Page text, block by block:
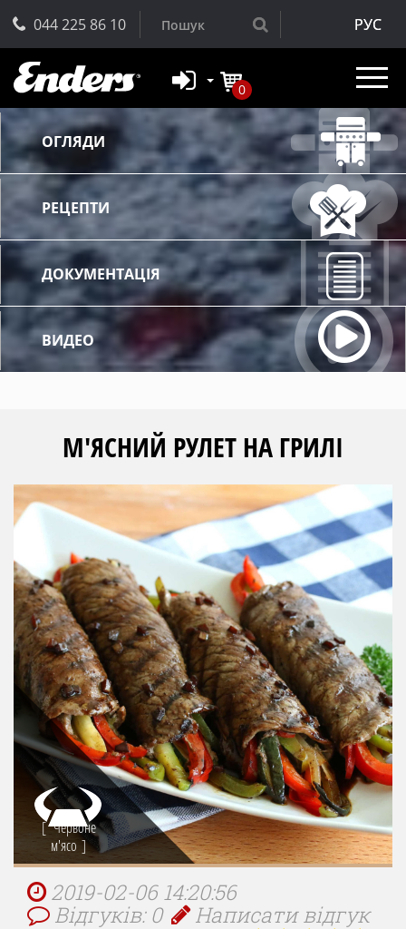
044 225 86 10 РУС
0
ОГЛЯДИ
РЕЦЕПТИ
ДОКУМЕНТАЦІЯ
ВИДЕО
М'ЯСНИЙ РУЛЕТ НА ГРИЛІ
Червоне
м'ясо
2019-02-06 14:20:56
Відгуків: 0
Написати відгук